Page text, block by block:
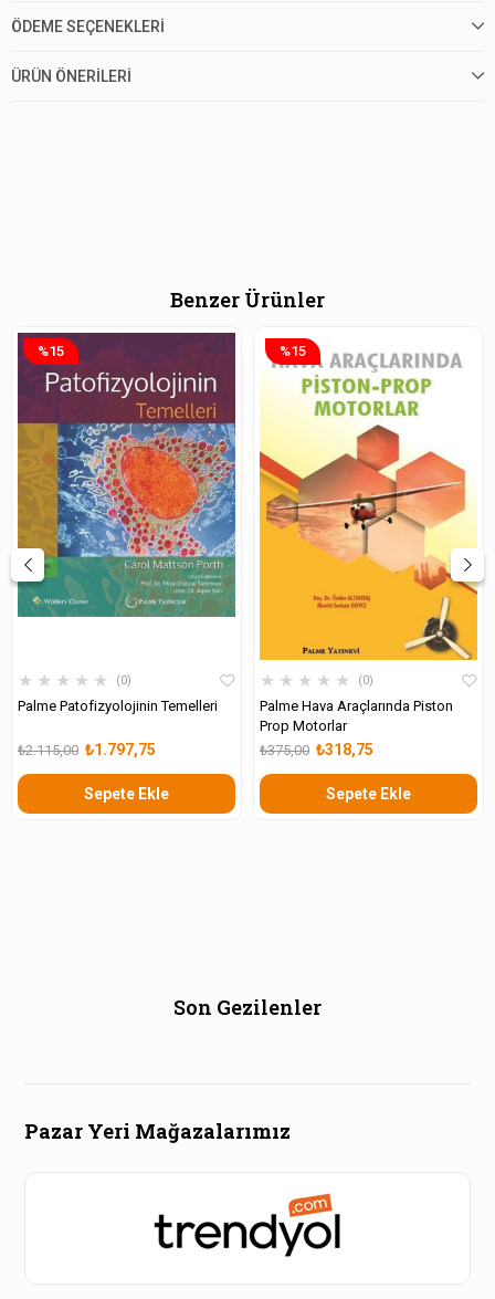
ÖDEME SEÇENEKLERI
ÜRÜN ÖNERILERI
Benzer Ürünler
★ ★ ★ ★ ★ 0
Palme Patofizyolojinin Temelleri
₺1.797,75
₺2.115,00
Sepete Ekle
%15
★ ★ ★ ★ ★ 0
Palme Hava Araçlarında Piston
Prop Motorlar
₺318,75
₺375,00
Sepete Ekle
%15
Son Gezilenler
Pazar Yeri Mağazalarımız